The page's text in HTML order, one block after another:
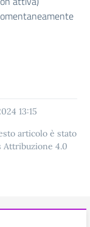
13:15
articolo è stato
Attribuzione 4.0